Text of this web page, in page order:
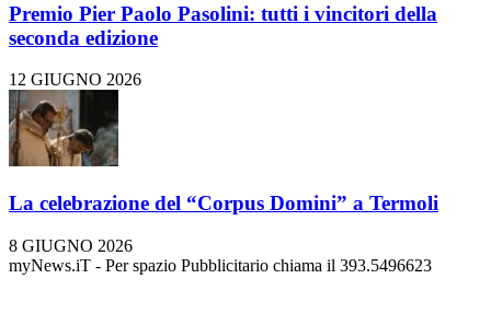
Premio Pier Paolo Pasolini: tutti i vincitori della
seconda edizione
12 GIUGNO 2026
La celebrazione del “Corpus Domini” a Termoli
8 GIUGNO 2026
myNews.iT - Per spazio Pubblicitario chiama il 393.5496623